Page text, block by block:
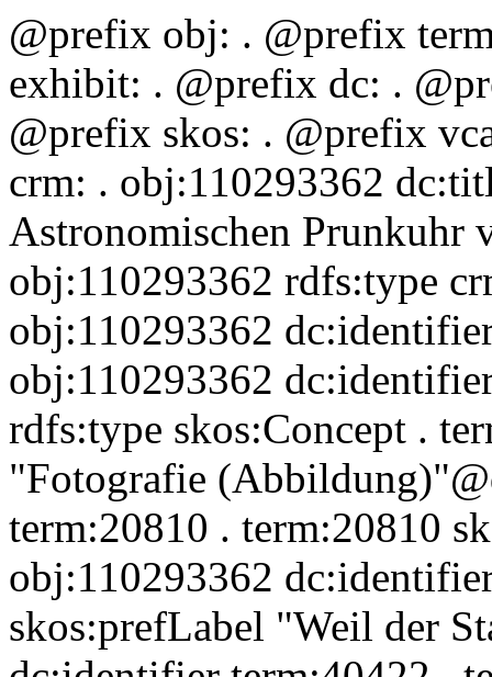
@prefix obj: . @prefix
exhibit: . @prefix dc: .
@prefix skos: . @prefix
crm: . obj:110293362
Astronomischen Prunkuhr
obj:110293362 rdfs:type
obj:110293362
obj:110293362
rdfs:type skos:Concept .
"Fotografie
term:20810 . term:20810
obj:110293362
skos:prefLabel "Weil der